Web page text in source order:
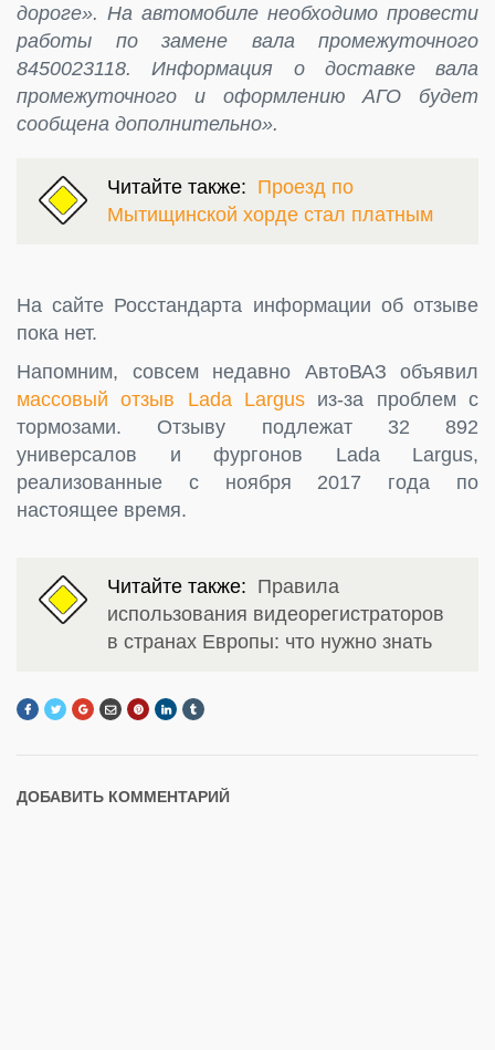
дороге». На автомобиле необходимо провести
работы по замене вала промежуточного
8450023118. Информация о доставке вала
промежуточного и оформлению АГО будет
сообщена дополнительно».
Читайте также: Проезд по
Мытищинской хорде стал платным
На сайте Росстандарта информации об отзыве
пока нет.
Напомним, совсем недавно АвтоВАЗ объявил
массовый отзыв Lada Largus из-за проблем с
тормозами. Отзыву подлежат 32 892
универсалов и фургонов Lada Largus,
реализованные с ноября 2017 года по
настоящее время.
Читайте также: Правила
использования видеорегистраторов
в странах Европы: что нужно знать
ДОБАВИТЬ КОММЕНТАРИЙ